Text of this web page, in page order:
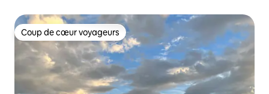
Coup de cœur voyageurs
Coup de cœur voyageurs